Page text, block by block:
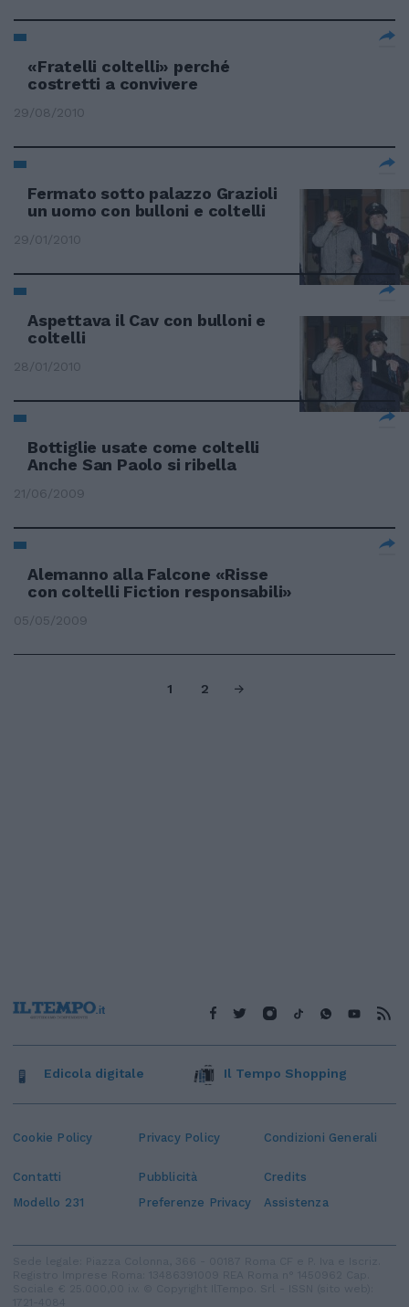
«Fratelli coltelli» perché
costretti a convivere
29/08/2010
Fermato sotto palazzo Grazioli
un uomo con bulloni e coltelli
29/01/2010
Aspettava il Cav con bulloni e
coltelli
28/01/2010
Bottiglie usate come coltelli
Anche San Paolo si ribella
21/06/2009
Alemanno alla Falcone «Risse
con coltelli Fiction responsabili»
05/05/2009
1 2
Cookie Policy Privacy Policy Condizioni Generali
Contatti Pubblicità
Credits
Modello 231
Preferenze Privacy Assistenza
Edicola digitale Il Tempo Shopping